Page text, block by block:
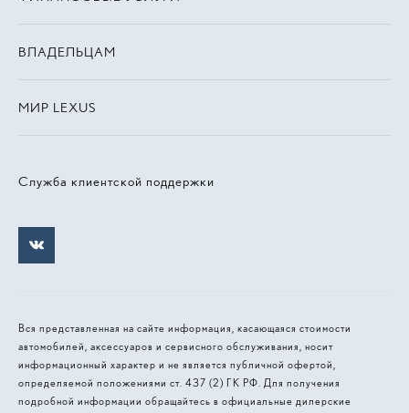
Служба клиентской поддержки
ВЛАДЕЛЬЦАМ
МИР LEXUS
Вся представленная на сайте информация, касающаяся стоимости
автомобилей, аксессуаров и сервисного обслуживания, носит
информационный характер и не является публичной офертой,
определяемой положениями ст. 437 (2) ГК РФ. Для получения
подробной информации обращайтесь в официальные дилерские